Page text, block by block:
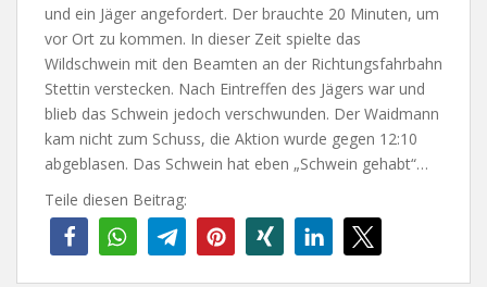
und ein Jäger angefordert. Der brauchte 20 Minuten, um
vor Ort zu kommen. In dieser Zeit spielte das
Wildschwein mit den Beamten an der Richtungsfahrbahn
Stettin verstecken. Nach Eintreffen des Jägers war und
blieb das Schwein jedoch verschwunden. Der Waidmann
kam nicht zum Schuss, die Aktion wurde gegen 12:10
abgeblasen. Das Schwein hat eben „Schwein gehabt“…
Teile diesen Beitrag: